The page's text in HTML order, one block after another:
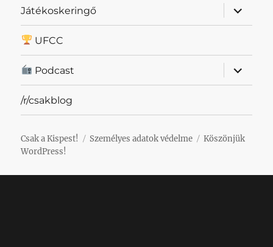
Játékoskeringő
almenü
UFCC
Podcast
almenü
/r/csakblog
Csak a Kispest! Személyes adatok védelme
Köszönjük
WordPress!